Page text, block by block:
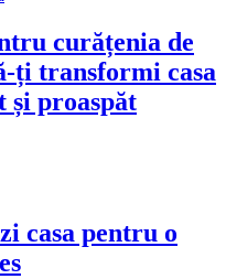
curățenia de
ți transformi casa
și proaspăt
casa pentru o